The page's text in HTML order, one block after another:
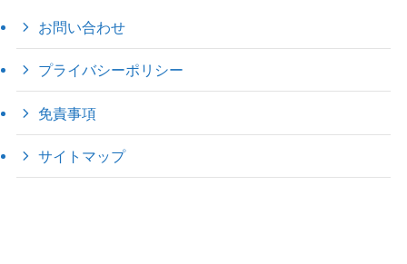
お問い合わせ
プライバシーポリシー
免責事項
サイトマップ